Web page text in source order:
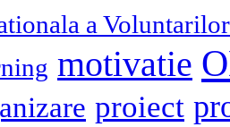
a Voluntarilor
motivatie
proiect